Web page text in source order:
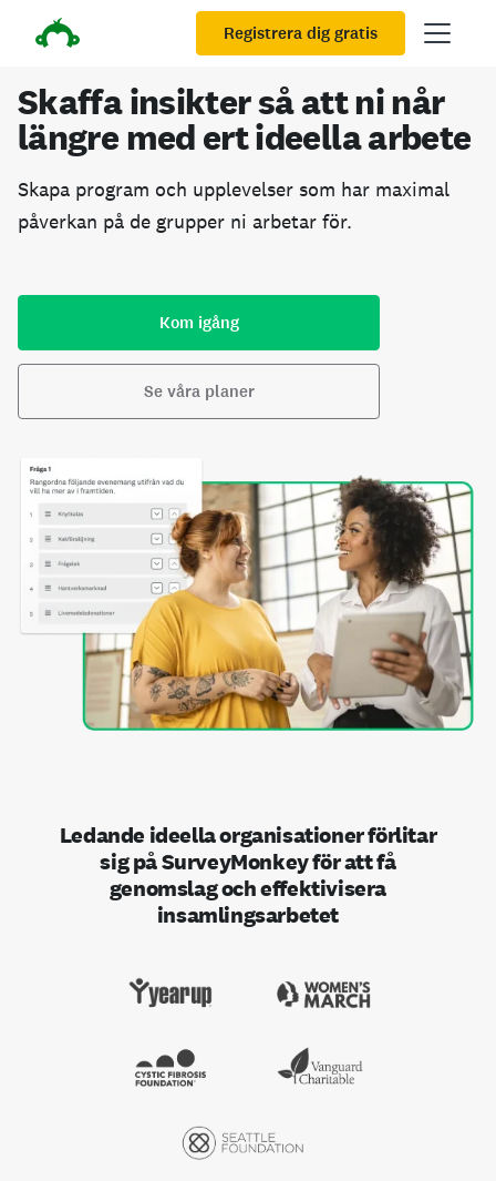
Registrera dig gratis
Skaffa insikter så att ni når
längre med ert ideella arbete
Skapa program och upplevelser som har maximal
påverkan på de grupper ni arbetar för.
Kom igång
Se våra planer
Ledande ideella organisationer förlitar
sig på SurveyMonkey för att få
genomslag och effektivisera
insamlingsarbetet